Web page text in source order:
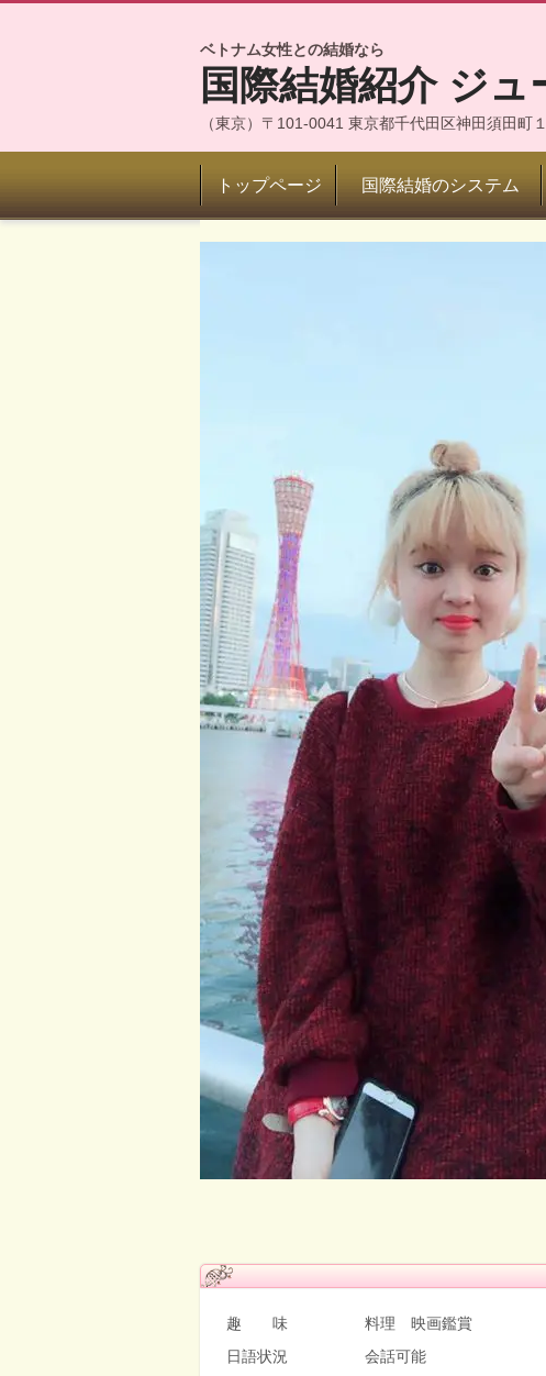
ベトナム女性との結婚なら
国際結婚紹介 ジ
（東京）〒101-0041 東京都千代田区神田須田
トップページ 国際結婚のシステム
趣 味 料理 映画鑑賞
日語状況 会話可能